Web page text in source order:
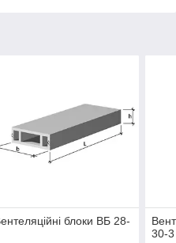
блоки ВБ 28-
30-3